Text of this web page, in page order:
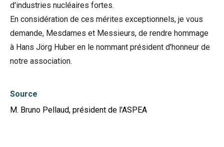
d'industries nucléaires fortes.
En considération de ces mérites exceptionnels, je vous
demande, Mesdames et Messieurs, de rendre hommage
à Hans Jörg Huber en le nommant président d'honneur de
notre association.
Source
M. Bruno Pellaud, président de l'ASPEA